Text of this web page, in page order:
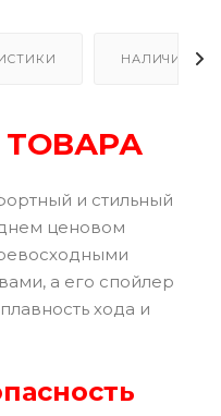
НАЛИЧИЕ В
и стильный
ценовом
а его спойлер
хода и